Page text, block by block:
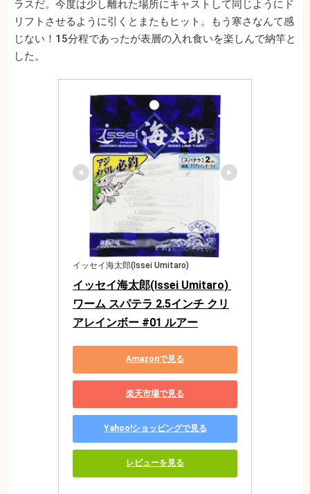
ラスだ。今度は少し離れた場所にキャストして同じようにド
リフトさせるように引くとまたもヒット。もう寒さなんて感
じない！15分程であったが表層の入れ食いを楽しんで納竿と
した。
イッセイ海太郎(Issei Umitaro)
イッセイ海太郎(Issei Umitaro)
ワーム スパテラ 2.5インチ クリ
アレインボー #01 ルアー
Amazonで見る
楽天市場で見る
Yahoo!ショッピングで見る
レビューを見る